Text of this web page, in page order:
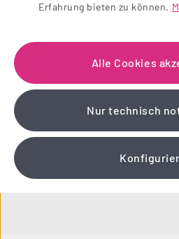
NEWSLETTER
Einfach zauberhaft!
liebevoll gestalteten
Wir schenken Ihnen einen 10 %
Erfahrung bieten zu können.
Alle Cookies
Nur technisch